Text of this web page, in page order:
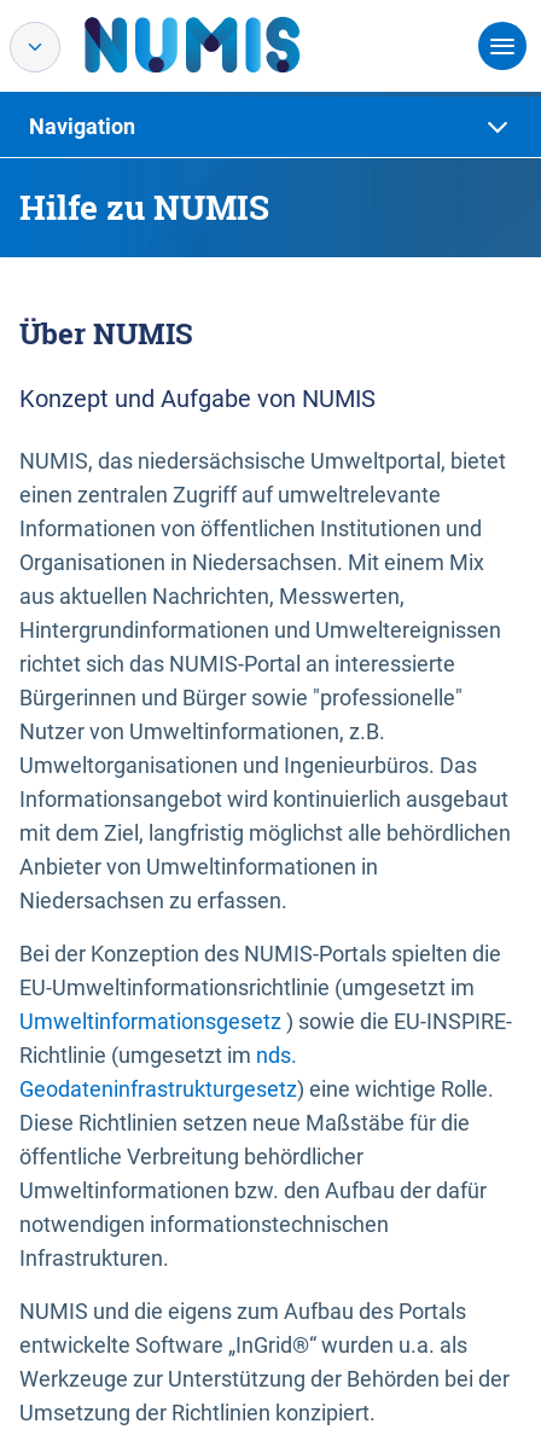
Hilfe zu NUMIS
Navigation
Über NUMIS
Konzept und Aufgabe von NUMIS
NUMIS, das niedersächsische Umweltportal, bietet
einen zentralen Zugriff auf umweltrelevante
Informationen von öffentlichen Institutionen und
Organisationen in Niedersachsen. Mit einem Mix
aus aktuellen Nachrichten, Messwerten,
Hintergrundinformationen und Umweltereignissen
richtet sich das NUMIS-Portal an interessierte
Bürgerinnen und Bürger sowie "professionelle"
Nutzer von Umweltinformationen, z.B.
Umweltorganisationen und Ingenieurbüros. Das
Informationsangebot wird kontinuierlich ausgebaut
mit dem Ziel, langfristig möglichst alle behördlichen
Anbieter von Umweltinformationen in
Niedersachsen zu erfassen.
Bei der Konzeption des NUMIS-Portals spielten die
EU-Umweltinformationsrichtlinie (umgesetzt im
Umweltinformationsgesetz) sowie die EU-INSPIRE-
Richtlinie (umgesetzt im nds.
Geodateninfrastrukturgesetz) eine wichtige Rolle.
Diese Richtlinien setzen neue Maßstäbe für die
öffentliche Verbreitung behördlicher
Umweltinformationen bzw. den Aufbau der dafür
notwendigen informationstechnischen
Infrastrukturen.
NUMIS und die eigens zum Aufbau des Portals
entwickelte Software „InGrid®“ wurden u.a. als
Werkzeuge zur Unterstützung der Behörden bei der
Umsetzung der Richtlinien konzipiert.